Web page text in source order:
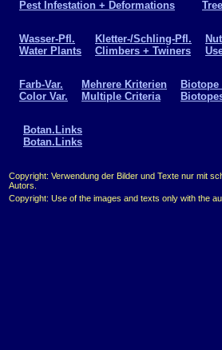
Pest Infestation + Deformations
Wasser-Pfl.
Water Plants
Kletter-/Schling-Pfl.
Climbers + Twiners
Farb-Var.
Color Var.
Mehrere Kriterien
Multiple Criteria
Biotope
Botan.Links
Botan.Links
Copyright: Verwendung der Bilder und Texte nur mit
Autors.
Copyright: Use of the images and texts only with the